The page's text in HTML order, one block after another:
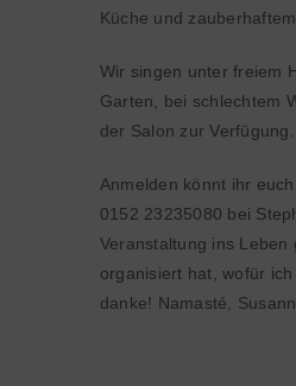
Küche und zauberhaftem
Wir singen unter freiem
Garten, bei schlechtem
der Salon zur Verfügung.
Anmelden könnt ihr
0152 23235080 bei
Veranstaltung ins Leben
organisiert hat, wofür
danke! Namasté, Susann